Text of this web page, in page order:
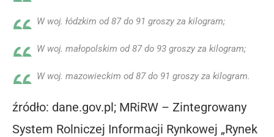
W woj. łódzkim od 87 do 91 groszy za kilogram;
W woj. małopolskim od 87 do 93 groszy za kilogram;
W woj. mazowieckim od 87 do 91 groszy za kilogram.
źródło: dane.gov.pl; MRiRW – Zintegrowany
System Rolniczej Informacji Rynkowej „Rynek